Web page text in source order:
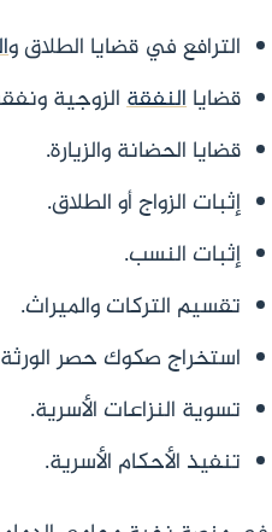
الترافع في قضايا الطلاق و
قضاياالنفقةالزوجية
قضايا الحضانة والزيارة.
إثبات الزواج أو الطلاق.
إثبات النسب.
تقسيم التركات والميراث.
استخراج صكوك حصر
تسوية النزاعات الأسرية.
تنفيذ الأحكام الأسرية.